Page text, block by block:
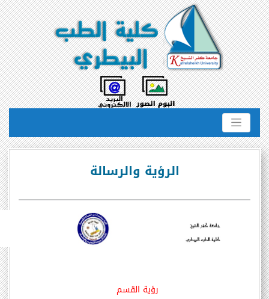
الرؤية والرسالة
رؤية القسم